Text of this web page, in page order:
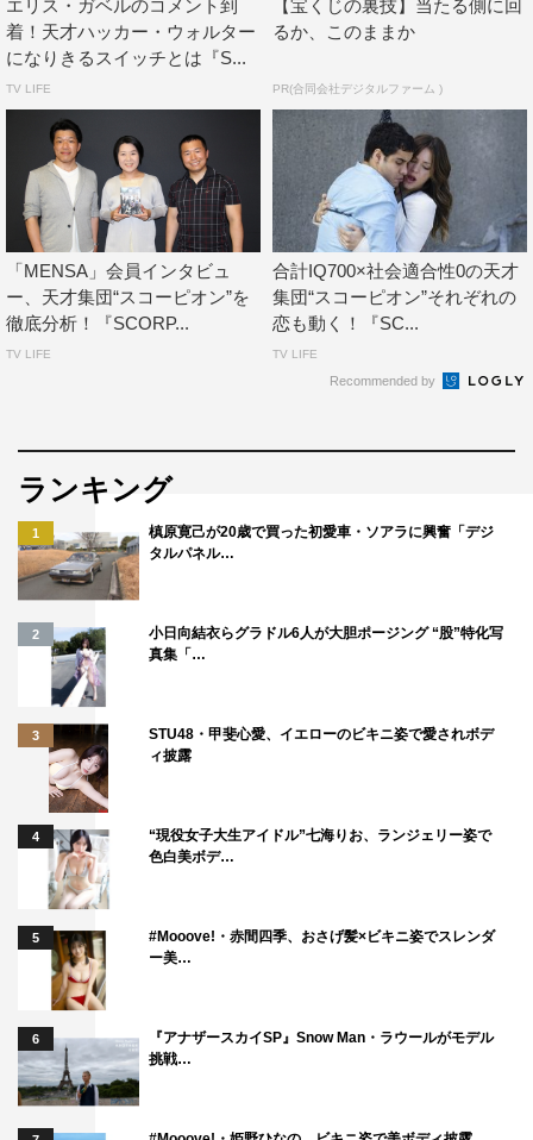
エリス・ガベルのコメント到
着！天才ハッカー・ウォルター
になりきるスイッチとは『S...
TV LIFE
【宝くじの裏技】当たる側に回
るか、このままか
PR(合同会社デジタルファーム )
「MENSA」会員インタビュ
ー、天才集団“スコーピオン”を
徹底分析！『SCORP...
TV LIFE
合計IQ700×社会適合性0の天才
集団“スコーピオン”それぞれの
恋も動く！『SC...
TV LIFE
Recommended by
ランキング
1
槙原寛己が20歳で買った初愛車・ソアラに興奮「デジ
タルパネル…
2
小日向結衣らグラドル6人が大胆ポージング “股”特化写
真集「…
3
STU48・甲斐心愛、イエローのビキニ姿で愛されボデ
ィ披露
4
“現役女子大生アイドル”七海りお、ランジェリー姿で
色白美ボデ…
5
#Mooove!・赤間四季、おさげ髪×ビキニ姿でスレンダ
ー美…
6
『アナザースカイSP』Snow Man・ラウールがモデル
挑戦…